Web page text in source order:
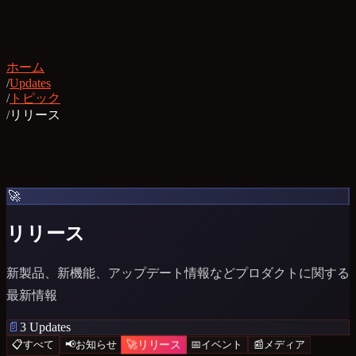
ホーム
/Updates
/トピック
/リリース
🚀
リリース
新製品、新機能、アップデート情報などプロダクトに関する
最新情報
📄 3 Updates
📋すべて 📢お知らせ 🚀リリース 📅イベント 📰 メディア